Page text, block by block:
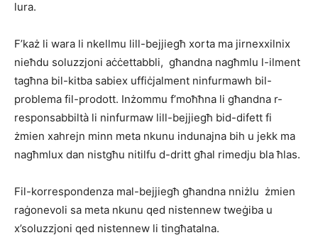
lura.
F’każ li wara li nkellmu lill-bejjiegħ xorta ma jirnexxilnix
nieħdu soluzzjoni aċċettabbli, għandna nagħmlu l-ilment
tagħna bil-kitba sabiex uffiċjalment ninfurmawh bil-
problema fil-prodott. Inżommu f’moħħna li għandna r-
responsabbiltà li ninfurmaw lill-bejjiegħ bid-difett fi
żmien xahrejn minn meta nkunu indunajna bih u jekk ma
nagħmlux dan nistgħu nitilfu d-dritt għal rimedju bla ħlas.
Fil-korrespondenza mal-bejjiegħ għandna nniżlu żmien
raġonevoli sa meta nkunu qed nistennew tweġiba u
x’soluzzjoni qed nistennew li tingħatalna.